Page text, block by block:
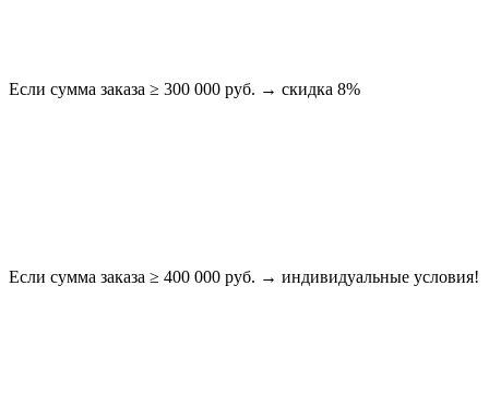
Если сумма заказа ≥ 300 000 руб. → скидка 8%
Если сумма заказа ≥ 400 000 руб. → индивидуальные условия!